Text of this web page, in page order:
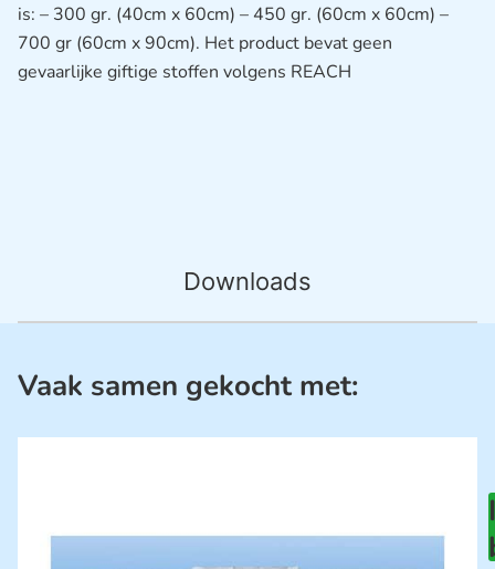
Downloads
is: – 300 gr. (40cm x 60cm) – 450 gr. (60cm x 60cm) –
700 gr (60cm x 90cm). Het product bevat geen
gevaarlijke giftige stoffen volgens REACH
Vaak samen gekocht met: